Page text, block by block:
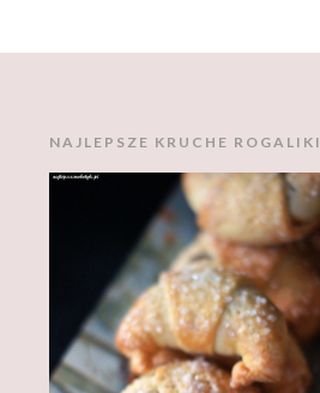
NAJLEPSZE KRUCHE ROGALIKI